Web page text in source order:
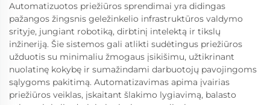
Automatizuotos priežiūros sprendimai yra didingas
pažangos žingsnis geležinkelio infrastruktūros valdymo
srityje, jungiant robotiką, dirbtinį intelektą ir tikslų
inžineriją. Šie sistemos gali atlikti sudėtingus priežiūros
užduotis su minimaliu žmogaus įsikišimu, užtikrinant
nuolatinę kokybę ir sumažindami darbuotojų pavojingoms
sąlygoms pakitimą. Automatizavimas apima įvairias
priežiūros veiklas, įskaitant šlakimo lygiavimą, balasto